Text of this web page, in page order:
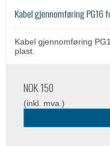
Kabel gjennomføring PG16
Kabel gjennomføring
plast.
NOK 150
(inkl. mva.)